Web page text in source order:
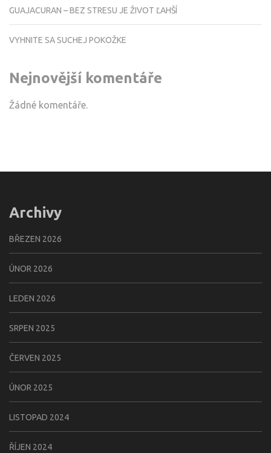
GUAJACURAN – BEZ STRESU JE ŽIVOT ĽAHŠÍ
VYHNITE SA SUCHEJ POKOŽKE
Nejnovější komentáře
Žádné komentáře.
Archivy
BŘEZEN 2026
ÚNOR 2026
LEDEN 2026
SRPEN 2025
ČERVEN 2025
ÚNOR 2025
LISTOPAD 2024
ŘÍJEN 2024